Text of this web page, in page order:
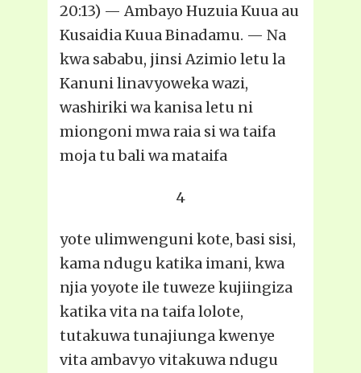
20:13) — Ambayo Huzuia Kuua au
Kusaidia Kuua Binadamu. — Na
kwa sababu, jinsi Azimio letu la
Kanuni linavyoweka wazi,
washiriki wa kanisa letu ni
miongoni mwa raia si wa taifa
moja tu bali wa mataifa
4
yote ulimwenguni kote, basi sisi,
kama ndugu katika imani, kwa
njia yoyote ile tuweze kujiingiza
katika vita na taifa lolote,
tutakuwa tunajiunga kwenye
vita ambavyo vitakuwa ndugu